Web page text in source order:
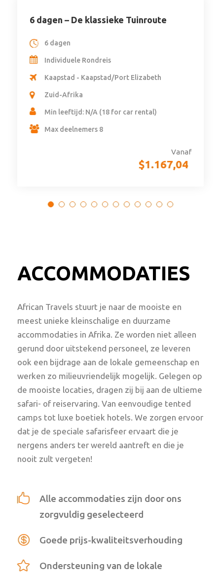
21 dagen – Individuele rondreis Zuid-
Vanaf
$3.423,84
autohuur
ACCOMMODATIES
African Travels stuurt je naar de mooiste en
meest unieke kleinschalige en duurzame
accommodaties in Afrika. Ze worden niet alleen
gerund door uitstekend personeel, ze leveren
ook een bijdrage aan de lokale gemeenschap en
werken zo milieuvriendelijk mogelijk. Gelegen op
de mooiste locaties, dragen zij bij aan de ultieme
safari- of reiservaring. Van eenvoudige tented
camps tot luxe boetiek hotels. We zorgen ervoor
dat je de speciale safarisfeer ervaart die je
nergens anders ter wereld aantreft en die je
nooit zult vergeten!
Alle accommodaties zijn door ons
zorgvuldig geselecteerd
Goede prijs-kwaliteitsverhouding
Ondersteuning van de lokale